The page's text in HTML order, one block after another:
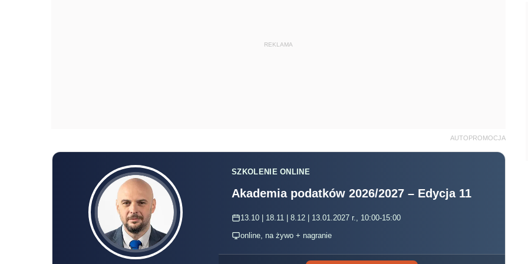
REKLAMA
AUTOPROMOCJA
SZKOLENIE ONLINE
Akademia podatków 2026/2027 – Edycja 11
13.10 | 18.11 | 8.12 | 13.01.2027 r., 10:00-15:00
online, na żywo + nagranie